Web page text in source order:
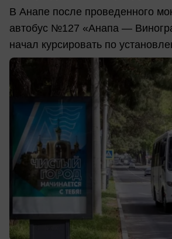
В Анапе после проведенного
автобус №127 «Анапа —
начал курсировать по